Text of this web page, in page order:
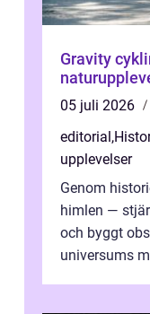
Gravity cykling i
05 juli 2026
editorial,
upplevelser
Genom
himlen —
och byggt
universums